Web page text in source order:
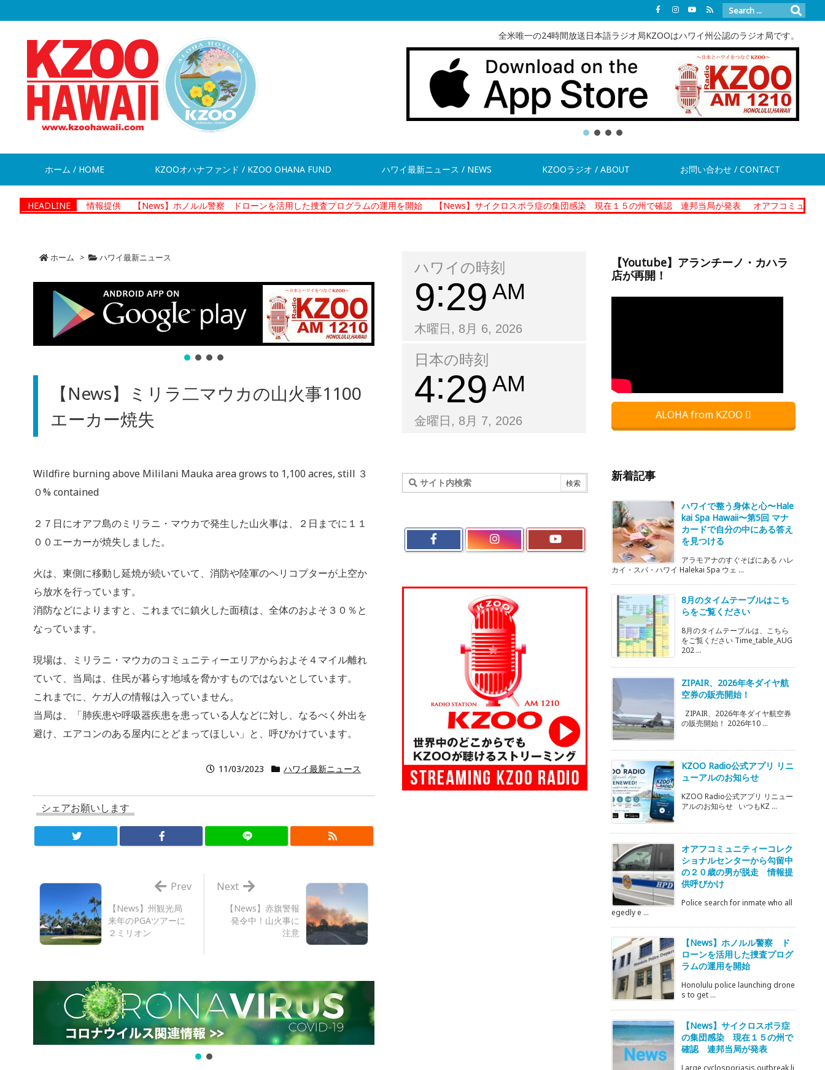
全米唯一の24時間放送日本語ラジオ局KZOOはハワイ州公認のラジオ局です。
ホーム / HOME KZOOオハナファンド / KZOO OHANA FUND ハワイ最新ニュース / NEWS KZOOラジオ / ABOUT お問い合わせ / CONTACT
HEADLINE
が脱走 情報提供 【News】ホノルル警察 ドローンを活用した捜査プログラムの運用を開始 【News】サイクロスポラ症の集団感染 現在１５の州で確認 連邦当局が発表 オアフコミュニティーコレク
ホーム > ハワイ最新ニュース
【News】ミリラ二マウカの山火事1100
エーカー焼失
Wildfire burning above Mililani Mauka area grows to 1,100 acres, still ３
０% contained
２７日にオアフ島のミリラニ・マウカで発生した山火事は、２日までに１１
００エーカーが焼失しました。
火は、東側に移動し延焼が続いていて、消防や陸軍のヘリコプターが上空か
ら放水を行っています。
消防などによりますと、これまでに鎮火した面積は、全体のおよそ３０％と
なっています。
現場は、ミリラニ・マウカのコミュニティーエリアからおよそ４マイル離れ
ていて、当局は、住民が暮らす地域を脅かすものではないとしています。
これまでに、ケガ人の情報は入っていません。
当局は、「肺疾患や呼吸器疾患を患っている人などに対し、なるべく外出を
避け、エアコンのある屋内にとどまってほしい」と、呼びかけています。
11/03/2023 ハワイ最新ニュース
シェアお願いします
【News】赤旗警報
発令中！山火事に
注意
Next
【News】州観光局
来年のPGAツアーに
２ミリオン
Prev
ハワイの時刻
9 29 AM
木曜日, 8月 6, 2026
日本の時刻
4 29 AM
金曜日, 8月 7, 2026
【Youtube】アランチーノ・カハラ
店が再開！
ALOHA from KZOO
新着記事
ハワイで整う身体と心〜Hale
kai Spa Hawaii〜第5回 マナ
カードで自分の中にある答え
を見つける
アラモアナのすぐそばにある ハレ
カイ・スパ・ハワイ Halekai Spa ウェ ...
8月のタイムテーブルはこち
らをご覧ください
8月のタイムテーブルは、こちら
をご覧ください Time_table_AUG
202 ...
ZIPAIR、2026年冬ダイヤ航
空券の販売開始！
ZIPAIR、2026年冬ダイヤ航空券
の販売開始！ 2026年10 ...
KZOO Radio公式アプリ リニ
ューアルのお知らせ
KZOO Radio公式アプリ リニュー
アルのお知らせ いつもKZ ...
オアフコミュニティーコレク
ショナルセンターから勾留中
の２０歳の男が脱走 情報提
供呼びかけ
Police search for inmate who all
egedly e ...
【News】ホノルル警察 ド
ローンを活用した捜査プログ
ラムの運用を開始
Honolulu police launching drone
s to get ...
【News】サイクロスポラ症
の集団感染 現在１５の州で
確認 連邦当局が発表
Large cyclosporiasis outbreak li